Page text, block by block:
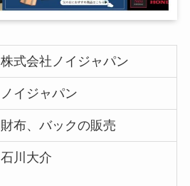
株式会社ノイジャパン
ノイジャパン
財布、バックの販売
石川大介